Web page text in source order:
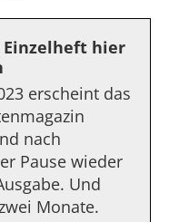
Einzelheft hier
erscheint das
nach
Pause wieder
Und
Monate.